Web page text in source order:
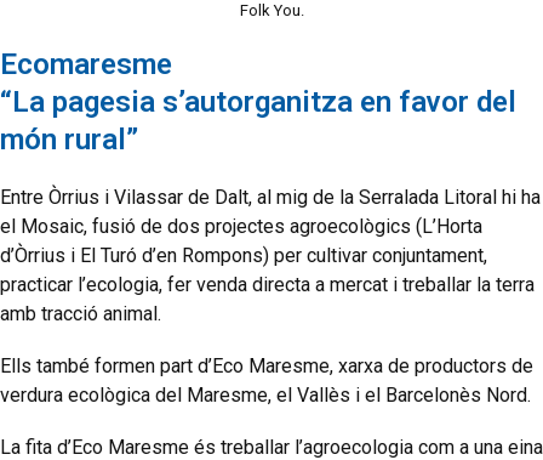
Folk You.
Ecomaresme
“La pagesia s’autorganitza en favor del
món rural”
Entre Òrrius i Vilassar de Dalt, al mig de la Serralada Litoral hi ha
el Mosaic, fusió de dos projectes agroecològics (L’Horta
d’Òrrius i El Turó d’en Rompons) per cultivar conjuntament,
practicar l’ecologia, fer venda directa a mercat i treballar la terra
amb tracció animal.
Ells també formen part d’Eco Maresme, xarxa de productors de
verdura ecològica del Maresme, el Vallès i el Barcelonès Nord.
La fita d’Eco Maresme és treballar l’agroecologia com a una eina